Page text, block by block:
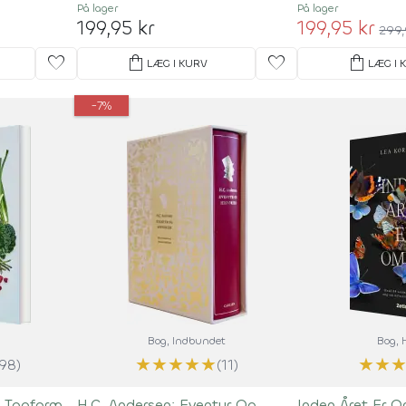
favorite
På lager
199,95 kr
shopping_bag LÆG I KURV favorite
På lager
199,95 kr
shopping_bag LÆG I
-7%
Bog, Indbundet
★★★★★(11)
Bog,
★★★